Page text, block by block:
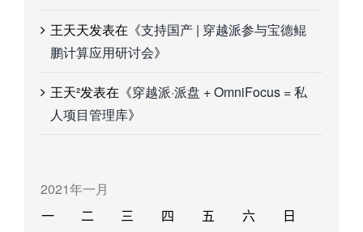
王天天发表在《支持国产 | 穿越派参与宝德鲲
鹏计算应用研讨会》
王天²发表在《穿越派·派盘 + OmniFocus = 私
人项目管理库》
2021年一月
一 二 三 四 五 六 日